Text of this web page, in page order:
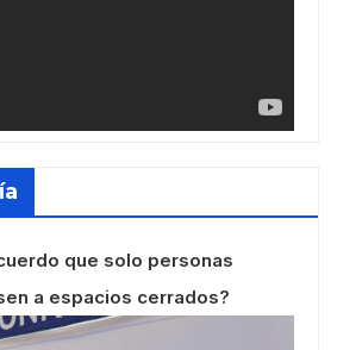
que solo personas
a espacios cerrados?